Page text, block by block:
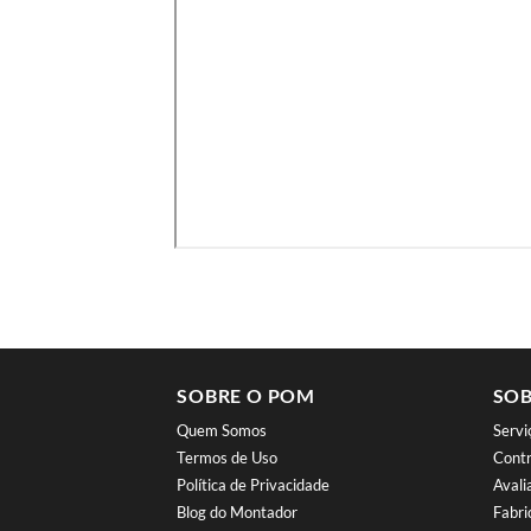
SOBRE O POM
Quem Somos
Termos de Uso
Política de Privacidade
Blog do Montador